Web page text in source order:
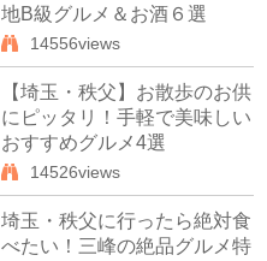
地B級グルメ＆お酒６選
14556views
【埼玉・秩父】お散歩のお供
にピッタリ！手軽で美味しい
おすすめグルメ4選
14526views
埼玉・秩父に行ったら絶対食
べたい！三峰の絶品グルメ特